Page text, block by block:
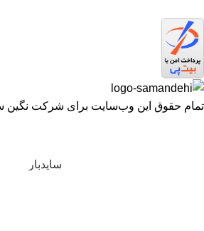
تمام حقوق اين وب‌سايت برای شرکت
سایدبار